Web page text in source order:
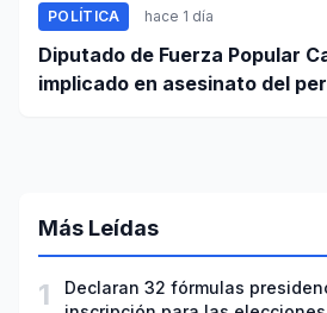
POLÍTICA hace 1 día
Diputado de Fuerza Popular
implicado en asesinato del
Más Leídas
1
Declaran 32 fórmulas